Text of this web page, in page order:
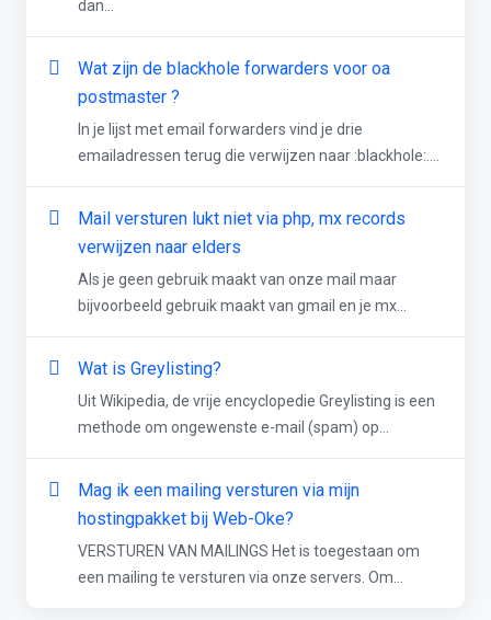
dan...
Wat zijn de blackhole forwarders voor oa
postmaster ?
In je lijst met email forwarders vind je drie
emailadressen terug die verwijzen naar :blackhole:....
Mail versturen lukt niet via php, mx records
verwijzen naar elders
Als je geen gebruik maakt van onze mail maar
bijvoorbeeld gebruik maakt van gmail en je mx...
Wat is Greylisting?
Uit Wikipedia, de vrije encyclopedie Greylisting is een
methode om ongewenste e-mail (spam) op...
Mag ik een mailing versturen via mijn
hostingpakket bij Web-Oke?
VERSTUREN VAN MAILINGS Het is toegestaan om
een mailing te versturen via onze servers. Om...